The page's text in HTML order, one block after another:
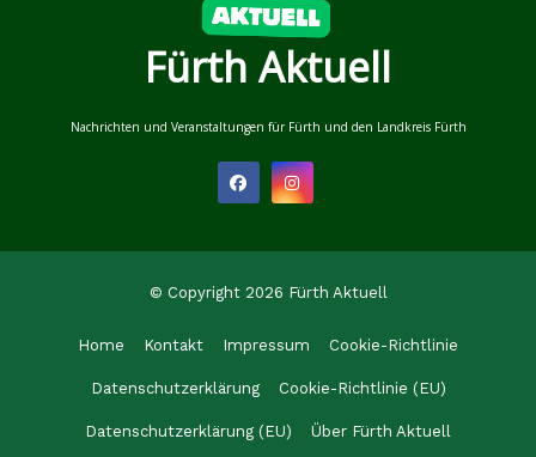
Fürth Aktuell
Nachrichten und Veranstaltungen für Fürth und den Landkreis Fürth
© Copyright 2026 Fürth Aktuell
Home Kontakt Impressum Cookie-Richtlinie
Datenschutzerklärung Cookie-Richtlinie (EU)
Datenschutzerklärung (EU) Über Fürth Aktuell